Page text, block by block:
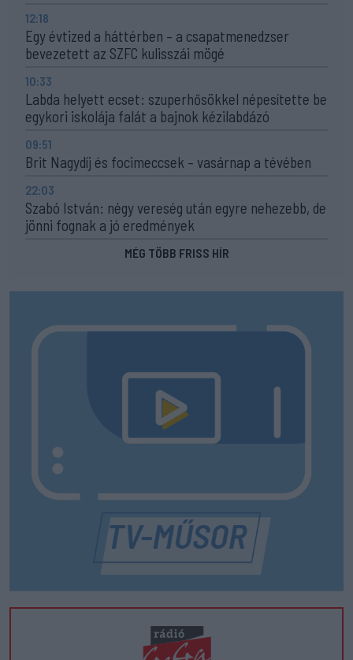
12:18
Egy évtized a háttérben – a csapatmenedzser
bevezetett az SZFC kulisszái mögé
10:33
Labda helyett ecset: szuperhősökkel népesítette be
egykori iskolája falát a bajnok kézilabdázó
09:51
Brit Nagydíj és focimeccsek – vasárnap a tévében
22:03
Szabó István: négy vereség után egyre nehezebb, de
jönni fognak a jó eredmények
MÉG TÖBB FRISS HÍR